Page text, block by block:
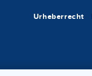
Urheberrecht